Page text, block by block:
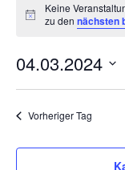
für
März
2024
Hinweis
Keine
zu den nächsten
04.03.2024
Vorheriger Tag